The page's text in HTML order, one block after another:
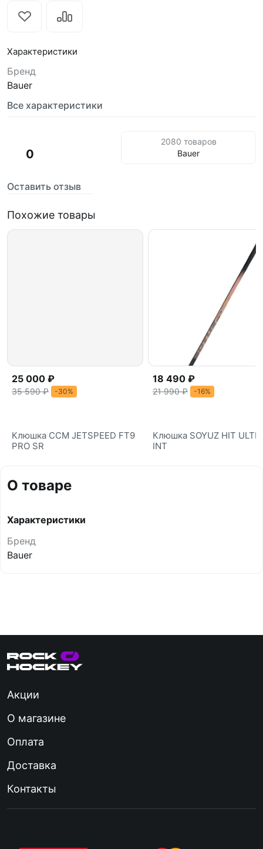
Характеристики
Бренд
Bauer
Все характеристики
0
Оставить отзыв
2080 товаров
Bauer
Похожие товары
25 000 ₽
35 590 ₽ -30%
Клюшка CCM JETSPEED FT9
PRO SR
18 490 ₽
21 990 ₽ -16%
Клюшка SOYUZ HIT
INT
О товаре
Характеристики
Бренд
Bauer
Акции
О магазине
Оплата
Доставка
Контакты